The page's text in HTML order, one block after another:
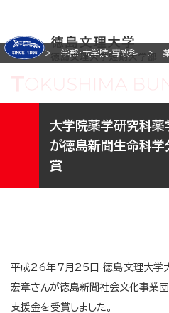
ホーム 学部・大学院・専攻科
大学院薬学研究科
が徳島新聞生命科
賞
平成26年7月25日 徳島文理大学
宏章さんが徳島新聞社会文化事業
支援金を受賞しました。